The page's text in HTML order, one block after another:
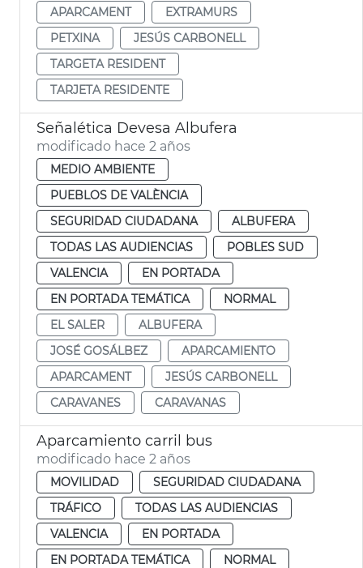
APARCAMENT
EXTRAMURS
PETXINA
JESÚS CARBONELL
TARGETA RESIDENT
TARJETA RESIDENTE
Señalética Devesa Albufera
modificado hace 2 años
MEDIO AMBIENTE
PUEBLOS DE VALÈNCIA
SEGURIDAD CIUDADANA
ALBUFERA
TODAS LAS AUDIENCIAS
POBLES SUD
VALENCIA
EN PORTADA
EN PORTADA TEMÁTICA
NORMAL
EL SALER
ALBUFERA
JOSÉ GOSÁLBEZ
APARCAMIENTO
APARCAMENT
JESÚS CARBONELL
CARAVANES
CARAVANAS
Aparcamiento carril bus
modificado hace 2 años
MOVILIDAD
SEGURIDAD CIUDADANA
TRÁFICO
TODAS LAS AUDIENCIAS
VALENCIA
EN PORTADA
EN PORTADA TEMÁTICA
NORMAL